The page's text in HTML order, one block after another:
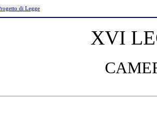
di Legge
XVI